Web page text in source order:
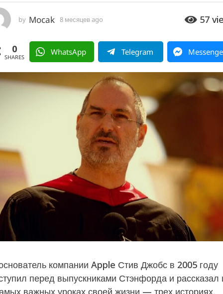
by Mocak 8 месяцев ago
а
a
57
0
SHARES
WhatsApp Telegram
компании Apple Стив Джобс в 2005 году
перед выпускниками Стэнфорда и рассказал
важных уроках своей жизни — трех историях,